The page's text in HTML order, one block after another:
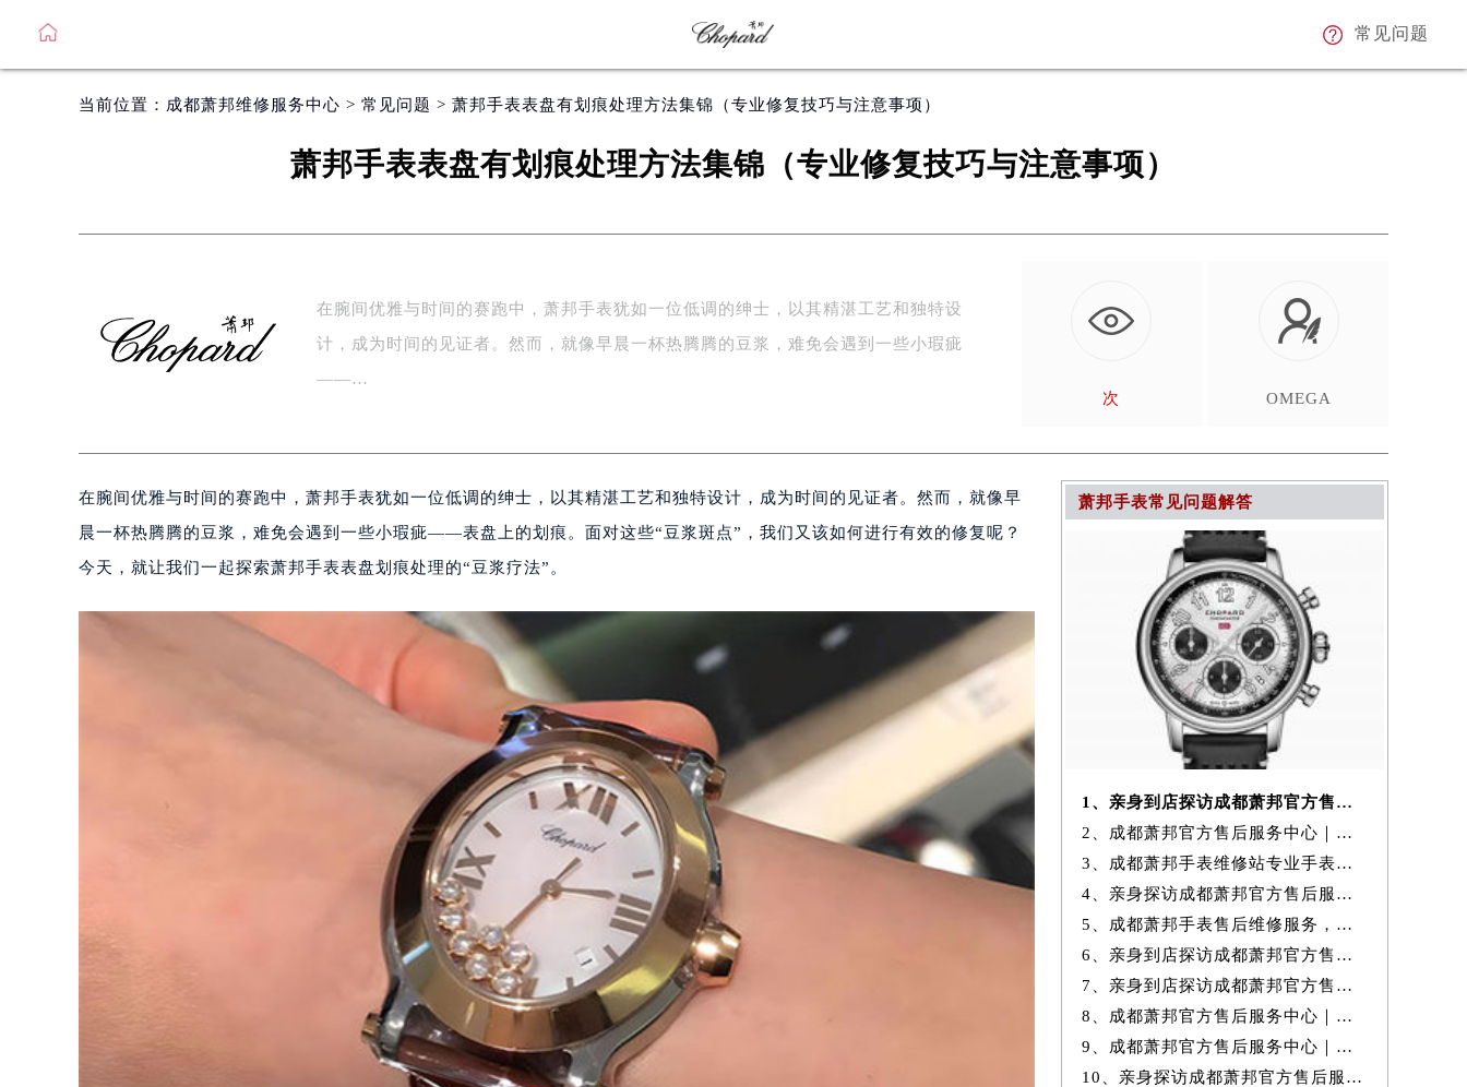
常见问题
当前位置： 成都萧邦维修服务中心 > 常见问题 > 萧邦手表表盘有划痕处理方法集锦（专业修复技巧与注意事项）
萧邦手表表盘有划痕处理方法集锦（专业修复技巧与注意事项）
在腕间优雅与时间的赛跑中，萧邦手表犹如一位低调的绅士，以其精湛工艺和独特设
计，成为时间的见证者。然而，就像早晨一杯热腾腾的豆浆，难免会遇到一些小瑕疵
——…
次
OMEGA
在腕间优雅与时间的赛跑中，萧邦手表犹如一位低调的绅士，以其精湛工艺和独特设计，成为时间的见证者。然而，就像早
晨一杯热腾腾的豆浆，难免会遇到一些小瑕疵——表盘上的划痕。面对这些“豆浆斑点”，我们又该如何进行有效的修复呢？
今天，就让我们一起探索萧邦手表表盘划痕处理的“豆浆疗法”。
萧邦手表常见问题解答
1、亲身到店探访成都萧邦官方售后服务中心｜全新官方地址与24小时热线
2、成都萧邦官方售后服务中心｜维修地址与24小时服务电话权威信息公示
3、成都萧邦手表维修站专业手表维修保养服务权威公示（2026年7月最新）
4、亲身探访成都萧邦官方售后服务中心｜全新地址与售后热线（2026年7月
5、成都萧邦手表售后维修服务，专业保养与故障检测权威公示（2026年7月
6、亲身到店探访成都萧邦官方售后服务中心｜网点地址和官方热线（2026年
7、亲身到店探访成都萧邦官方售后服务中心｜全新热线和维修门店地址（20
8、成都萧邦官方售后服务中心｜官方热线和门店地址权威信息公示（2026年
9、成都萧邦官方售后服务中心｜维修地址与售后服务电话权威信息公示（20
10、亲身探访成都萧邦官方售后服务中心｜完整维修地址及售后电话（2026年